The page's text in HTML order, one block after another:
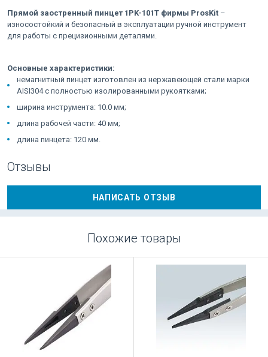
Прямой заостренный пинцет 1PK-101T фирмы ProsKit –
износостойкий и безопасный в эксплуатации ручной инструмент
для работы с прецизионными деталями.
Основные характеристики:
немагнитный пинцет изготовлен из нержавеющей стали марки
AISI304 с полностью изолированными рукоятками;
ширина инструмента: 10.0 мм;
длина рабочей части: 40 мм;
длина пинцета: 120 мм.
Отзывы
НАПИСАТЬ ОТЗЫВ
Похожие товары